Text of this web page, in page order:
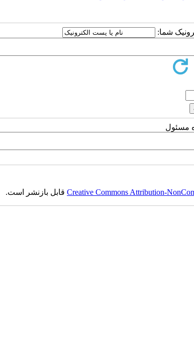
شما:
مسئول
Creative Commons Attribution-قابل بازنشر است.